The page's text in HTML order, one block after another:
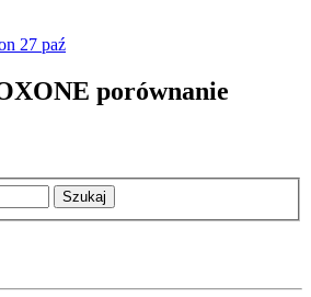
27 paź
porównanie
Szukaj